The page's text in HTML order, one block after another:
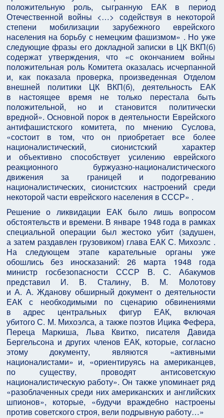
положительную роль, сыгранную ЕАК в период
Отечественной войны <…> содействуя в некоторой
степени мобилизации зарубежного еврейского
населения на борьбу с немецким фашизмом» . Но уже
следующие фразы его докладной записки в ЦК ВКП(б)
содержат утверждения, что «с окончанием войны
положительная роль Комитета оказалась исчерпанной
и, как показала проверка, произведенная Отделом
внешней политики ЦК ВКП(б), деятельность ЕАК
в настоящее время не только перестала быть
положительной, но и становится политически
вредной». Основной порок в деятельности Еврейского
антифашистского комитета, по мнению Суслова,
«состоит в том, что он приобретает все более
националистический, сионистский характер
и объективно способствует усилению еврейского
реакционного буржуазно‑националистического
движения за границей и подогреванию
националистических, сионистских настроений среди
некоторой части еврейского населения в СССР» .
Решение о ликвидации ЕАК было лишь вопросом
обстоятельств и времени. В январе 1948 года в рамках
специальной операции был жестоко убит (задушен,
а затем раздавлен грузовиком) глава ЕАК С. Михоэлс .
На следующем этапе карательные органы уже
обошлись без иносказаний: 26 марта 1948 года
министр госбезопасности СССР В. С. Абакумов
представил И. В. Сталину, В. М. Молотову
и А. А. Жданову обширный документ о деятельности
ЕАК с необходимыми по сценарию обвинениями
в адрес центральных фигур ЕАК, включая
убитого С. М. Михоэлса, а также поэтов Ицика Фефера,
Переца Маркиша, Льва Квитко, писателя Давида
Бергельсона и других членов ЕАК, которые, согласно
этому документу, являются «активными
националистами» и, «ориентируясь на американцев,
по существу, проводят антисоветскую
националистическую работу». Он также упоминает ряд
«разоблаченных среди них американских и английских
шпионов», которые, «будучи враждебно настроены
против советского строя, вели подрывную работу…»